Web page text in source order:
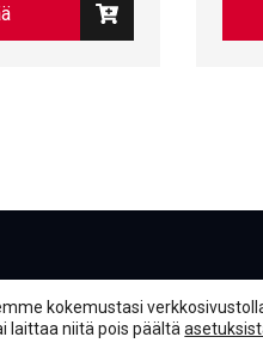
kokemustasi
laittaa niitä pois päältä